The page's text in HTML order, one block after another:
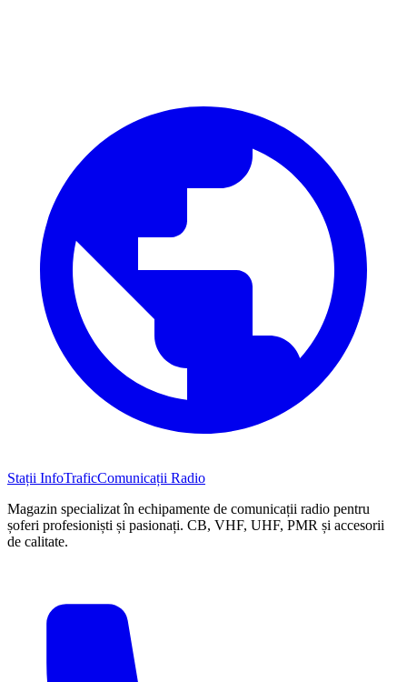
Stații InfoTraficComunicații Radio
Magazin specializat în echipamente de comunicații radio pentru
șoferi profesioniști și pasionați. CB, VHF, UHF, PMR și accesorii
de calitate.